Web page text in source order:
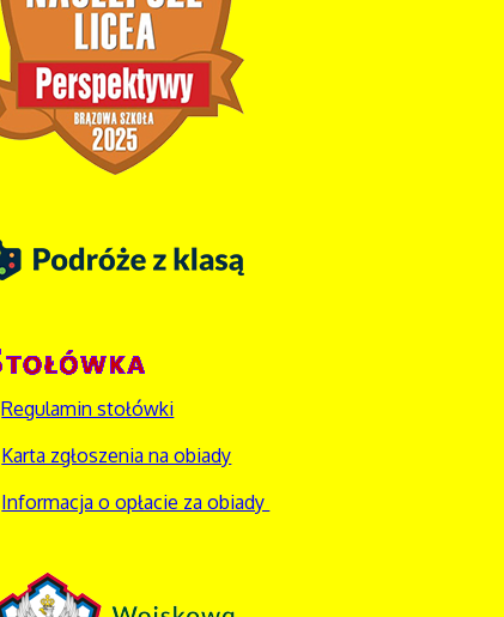
Regulamin stołówki
Karta zgłoszenia na obiady
Informacja o opłacie za obiady